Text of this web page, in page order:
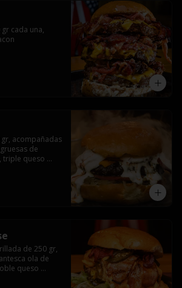
cada una,
acompañadas
de
triple queso
de 250 gr,
ola de
queso